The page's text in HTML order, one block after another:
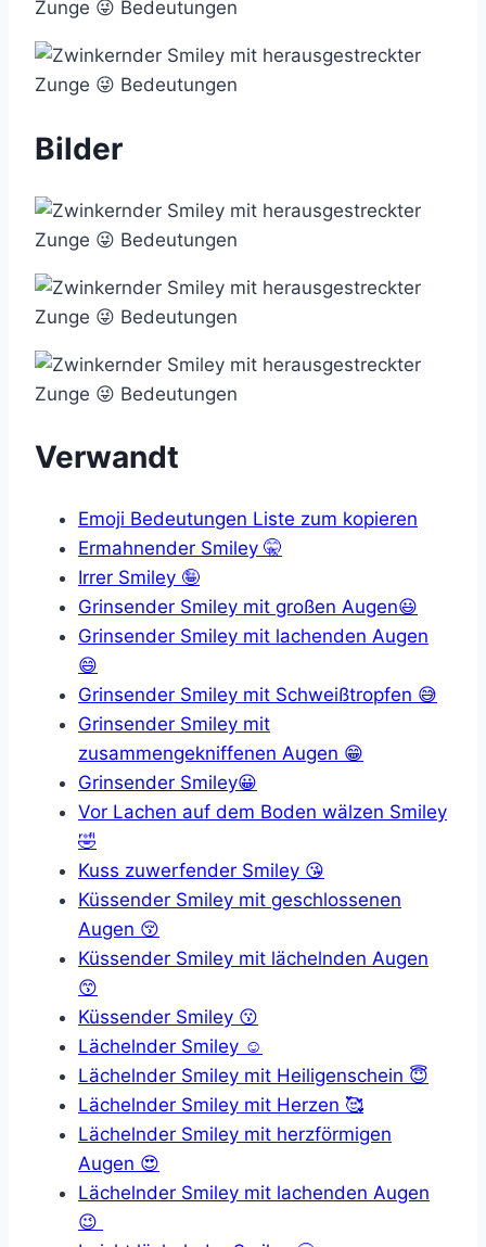
Bilder
Verwandt
Emoji Bedeutungen Liste zum kopieren
Ermahnender Smiley 🤫
Irrer Smiley 🤪
Grinsender Smiley mit großen Augen😃
Grinsender Smiley mit lachenden Augen
😄
Grinsender Smiley mit Schweißtropfen 😅
Grinsender Smiley mit
zusammengekniffenen Augen 😁
Grinsender Smiley😀
Vor Lachen auf dem Boden wälzen Smiley
🤣
Kuss zuwerfender Smiley 😘
Küssender Smiley mit geschlossenen
Augen 😚
Küssender Smiley mit lächelnden Augen
😙
Küssender Smiley 😗
Lächelnder Smiley ☺️
Lächelnder Smiley mit Heiligenschein 😇
Lächelnder Smiley mit Herzen 🥰
Lächelnder Smiley mit herzförmigen
Augen 😍
Lächelnder Smiley mit lachenden Augen
😉